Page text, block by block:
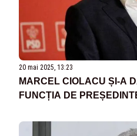
20 mai 2025, 13:23
MARCEL CIOLACU ȘI-A
FUNCȚIA DE